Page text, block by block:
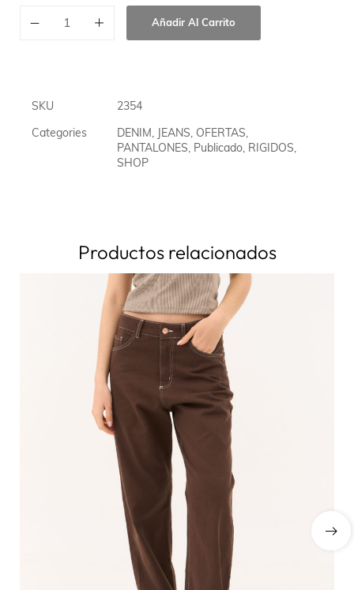
Añadir Al Carrito
SKU 2354
Categories DENIM , JEANS, OFERTAS,
PANTALONES, Publicado, RIGIDOS,
SHOP
Productos relacionados